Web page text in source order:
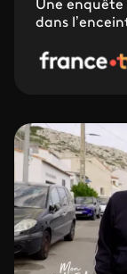
Une enquête
dans